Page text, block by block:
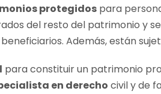
protegidos para
del resto del patrimonio y
Además, están
para constituir un patrimonio
en derecho civil y de